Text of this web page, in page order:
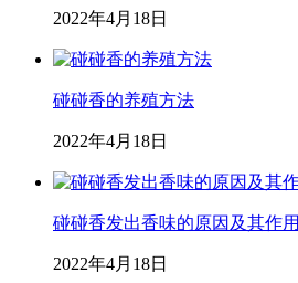
2022年4月18日
碰碰香的养殖方法
2022年4月18日
碰碰香发出香味的原因及其作用
2022年4月18日